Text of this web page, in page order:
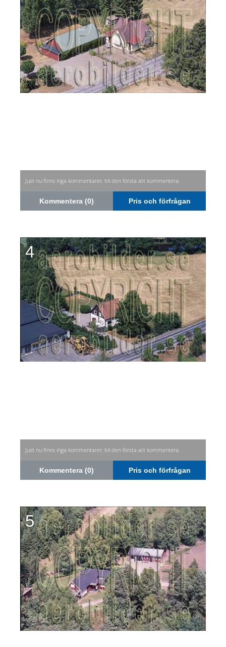
Just nu finns inga kommentarer, bli den första att kommentera.
Kommentera (0) Pris och förfrågan
4
Just nu finns inga kommentarer, bli den första att kommentera.
Kommentera (0) Pris och förfrågan
5